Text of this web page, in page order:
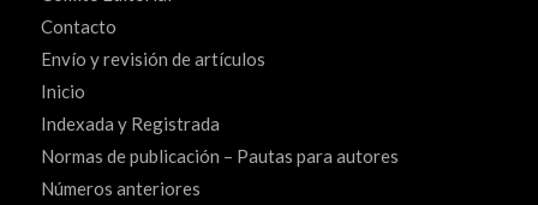
Contacto
Envío y revisión de artículos
Inicio
Indexada y Registrada
Normas de publicación – Pautas para autores
Números anteriores